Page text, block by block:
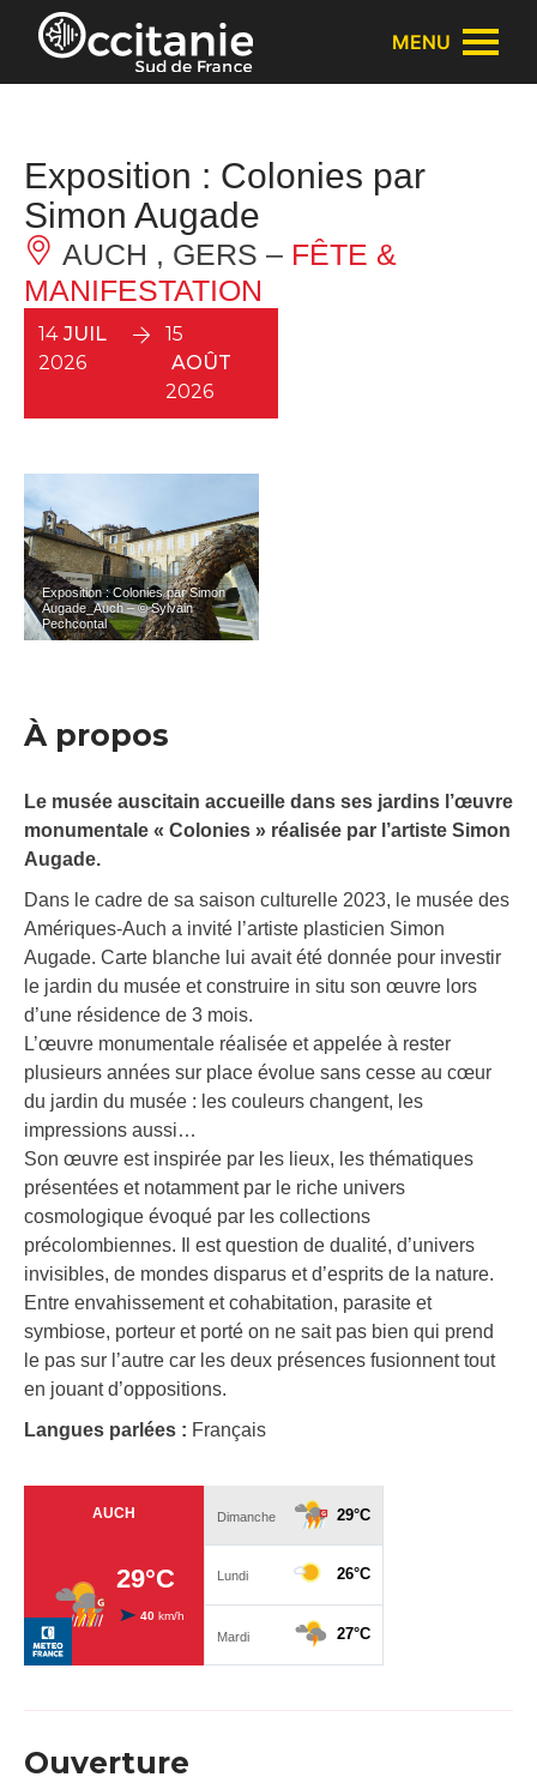
Panneau de gestion des cookies
MENU
Exposition : Colonies par
Simon Augade
AUCH , GERS – FÊTE &
MANIFESTATION
14 JUIL
2026
15
AOÛT
2026
Exposition : Colonies par Simon
Augade_Auch – © Sylvain
Pechcontal
À propos
Le musée auscitain accueille dans ses jardins l’œuvre
monumentale « Colonies » réalisée par l’artiste Simon
Augade.
Dans le cadre de sa saison culturelle 2023, le musée des
Amériques-Auch a invité l’artiste plasticien Simon
Augade. Carte blanche lui avait été donnée pour investir
le jardin du musée et construire in situ son œuvre lors
d’une résidence de 3 mois.
L’œuvre monumentale réalisée et appelée à rester
plusieurs années sur place évolue sans cesse au cœur
du jardin du musée : les couleurs changent, les
impressions aussi…
Son œuvre est inspirée par les lieux, les thématiques
présentées et notamment par le riche univers
cosmologique évoqué par les collections
précolombiennes. Il est question de dualité, d’univers
invisibles, de mondes disparus et d’esprits de la nature.
Entre envahissement et cohabitation, parasite et
symbiose, porteur et porté on ne sait pas bien qui prend
le pas sur l’autre car les deux présences fusionnent tout
en jouant d’oppositions.
Langues parlées : Français
Ouverture